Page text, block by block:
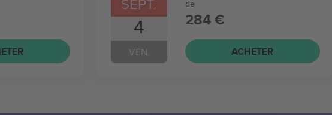
4
VEN.
de
284 €
ACHETER